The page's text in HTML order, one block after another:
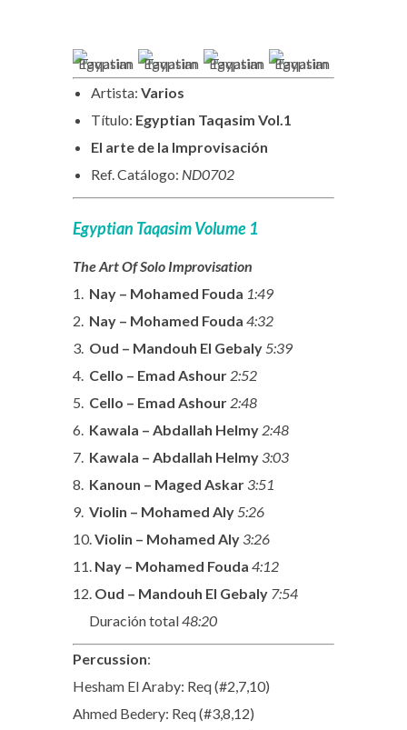
Artista: Varios
Título: Egyptian Taqasim Vol.1
El arte de la Improvisación
Ref. Catálogo: ND0702
Egyptian Taqasim Volume 1
The Art Of Solo Improvisation
1. Nay – Mohamed Fouda 1:49
2. Nay – Mohamed Fouda 4:32
3. Oud – Mandouh El Gebaly5:39
4. Cello – Emad Ashour 2:52
5. Cello – Emad Ashour 2:48
6. Kawala – Abdallah Helmy 2:48
7. Kawala – Abdallah Helmy 3:03
8. Kanoun – Maged Askar 3:51
9. Violin – Mohamed Aly5:26
10.Violin – Mohamed Aly 3:26
11. Nay – Mohamed Fouda 4:12
12. Oud – Mandouh El Gebaly 7:54
Duración total48:20
Percussion:
Hesham El Araby: Req (#2,7,10)
Ahmed Bedery: Req (#3,8,12)